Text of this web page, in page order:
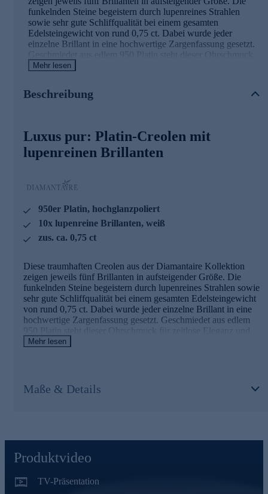
funkelnden Steine begeistern durch lupenreines Strahlen
sowie sehr gute Schliffqualität bei einem gesamten
Edelsteingewicht von rund 0,75 ct. Dabei wurde jeder
einzelne Brillant in eine hochwertige Zargenfassung gesetzt.
Geschmiedet aus edlem 950 Platin steht dieser Ohrschmuck
für zeitlose Eleganz und makellosen Schönheit. Eine
Aus diesem Grund werden unsere Schmuckwaren von
unserer Qualitätssicherung und seitens des Lieferanten
strengsten Prüfprozessen unterzogen. Unter anderem
mit den Bestimmungen der Schweizer
Edelmetallkontrollgesetzgebung.
Bestellen Sie die Brillant-Creolen bequem und sicher im
Onlineshop.
Mehr lesen
Beschreibung
Luxus pur: Platin-Creolen mit
lupenreinen Brillanten
950er Platin, hochglanzpoliert
10x lupenreine Brillanten, weiß
zus. ca. 0,75 ct
Diese traumhaften Creolen aus der Diamantaire Kollektion
zeigen jeweils fünf Brillanten in aufsteigender Größe. Die
funkelnden Steine begeistern durch lupenreines Strahlen sowie
sehr gute Schliffqualität bei einem gesamten Edelsteingewicht
von rund 0,75 ct. Dabei wurde jeder einzelne Brillant in eine
hochwertige Zargenfassung gesetzt. Geschmiedet aus edlem
950 Platin steht dieser Ohrschmuck für zeitlose Eleganz und
makellosen Schönheit. Eine herrliche kleine Kostbarkeit von
Wir setzen auf Qualität
Prüfprozesse Prüfungen auf Konformität mit den
Bestimmungen der Schweizer
Edelmetallkontrollgesetzgebung.
Bestellen Sie die Brillant-Creolen bequem und sicher im
Mehr lesen
Maße & Details
Produktvideo
TV-Präsentation